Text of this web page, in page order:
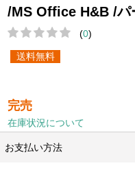
/MS Office H&B /パ
(0)
送料無料
完売
在庫状況について
お支払い方法